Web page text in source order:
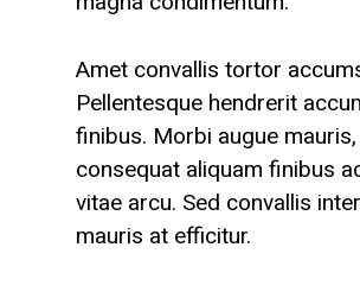
Amet convallis tortor
Pellentesque hendrerit
finibus. Morbi augue mauris,
consequat aliquam finibus
vitae arcu. Sed convallis
mauris at efficitur.